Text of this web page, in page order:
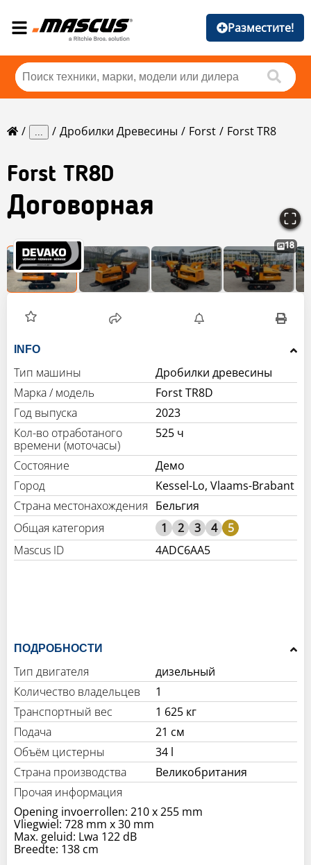
Разместите!
... Дробилки Древесины Forst Forst TR8
Forst TR8D
Договорная
18
INFO
Тип машины
Дробилки древесины
Марка / модель
Forst TR8D
Год выпуска
2023
Кол-во отработаного
времени (моточасы)
525 ч
Состояние
Демо
Город
Kessel-Lo, Vlaams-Brabant
Страна местонахождения Бельгия
1 2 3 4
5
Mascus ID
4ADC6AA5
ПОДРОБНОСТИ
Тип двигателя
дизельный
Количество владельцев
1
Транспортный вес
1 625 кг
Подача
21 см
Объём цистерны
34 l
Страна производства
Великобритания
Прочая информация
Opening invoerrollen: 210 x 255 mm
Vliegwiel: 728 mm x 30 mm
Max. geluid: Lwa 122 dB
Breedte: 138 cm